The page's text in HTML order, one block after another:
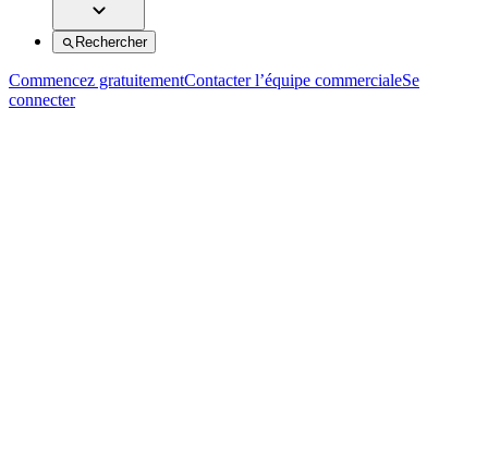
Rechercher
Commencez gratuitementContacter l’équipe commercialeSe
connecter